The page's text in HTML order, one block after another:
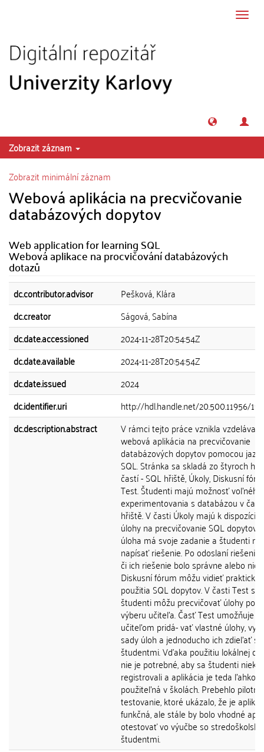
Zobrazit záznam
Zobrazit minimální záznam
Webová aplikácia na precvičovanie
databázových dopytov
Web application for learning SQL
Webová aplikace na procvičování databázových
dotazů
dc.contributor.advisor
Pešková, Klára
dc.creator
Ságová, Sabína
dc.date.accessioned
2024-11-28T20:54:54Z
dc.date.available
2024-11-28T20:54:54Z
dc.date.issued
2024
dc.identifier.uri
http://hdl.handle.net/20.500.11956/
dc.description.abstract
V rámci tejto práce vznikla
webová aplikácia na precvičovanie
databázových dopytov pomocou
SQL. Stránka sa skladá zo štyroch
častí - SQL hřiště, Úkoly, Diskusní
Test. Študenti majú možnosť voľného
experimentovania s databázou v
hřiště. V časti Úkoly majú k dispozícii
úlohy na precvičovanie SQL dopytov.
úloha má svoje zadanie a študenti
napísať riešenie. Po odoslaní riešenia
či ich riešenie bolo správne alebo nie.
Diskusní fórum môžu vidieť praktický
použitia SQL dopytov. V časti Test si
študenti môžu precvičovať úlohy
výberu učiteľa. Časť Test umožňuje
učiteľom pridá- vať vlastné úlohy,
sady úloh a jednoducho ich zdieľať so
študentmi. Vďaka použitiu lokálnej
nie je potrebné, aby sa študenti
registrovali a aplikácia je teda ľahko
použiteľná v školách. Prebehlo pilotné
testovanie, ktoré ukázalo, že je
funkčná, ale stále by bolo vhodné
otestovať vo výučbe so
študentmi.